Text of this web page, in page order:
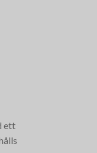
ett